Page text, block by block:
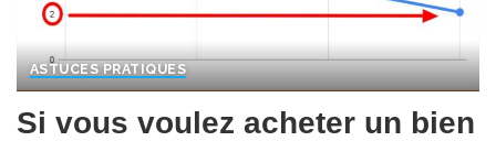
ASTUCES PRATIQUES
Si vous voulez acheter un bien